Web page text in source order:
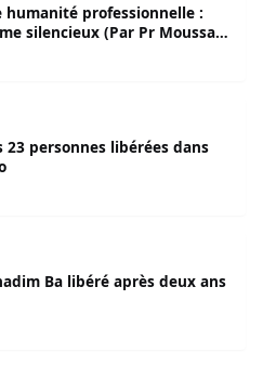
humanité professionnelle :
silencieux (Par Pr Moussa
personnes libérées dans
Ba libéré après deux ans